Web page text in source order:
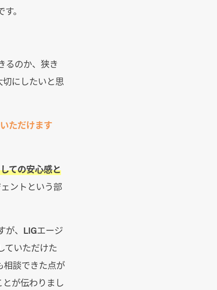
す。
るのか、狭き
にしたいと思
ただけます
ての安心感と
ントという部
が、LIGエージ
ていただけた
相談できた点が
が伝わりまし